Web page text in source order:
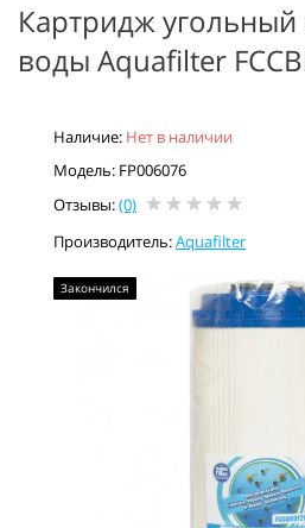
Картридж угольный
воды Aquafilter
Наличие: Нет в наличии
Модель: FP006076
Отзывы:(0)
Производитель:Aquafilter
Закончился